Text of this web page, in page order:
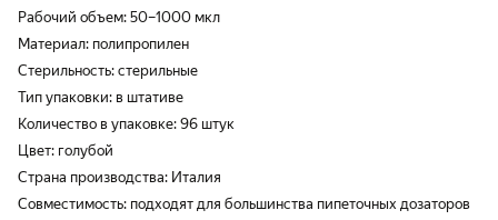
Рабочий объем: 50–1000 мкл
Материал: полипропилен
Стерильность: стерильные
Тип упаковки: в штативе
Количество в упаковке: 96 штук
Цвет: голубой
Страна производства: Италия
Совместимость: подходят для большинства пипеточных дозаторов